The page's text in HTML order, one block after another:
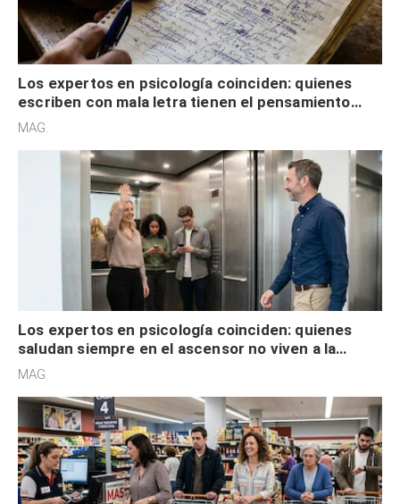
Los expertos en psicología coinciden: quienes
escriben con mala letra tienen el pensamiento
acelerado y no lo hacen por desinterés
MAG.
Los expertos en psicología coinciden: quienes
saludan siempre en el ascensor no viven a la
defensiva y tienen apertura social
MAG.